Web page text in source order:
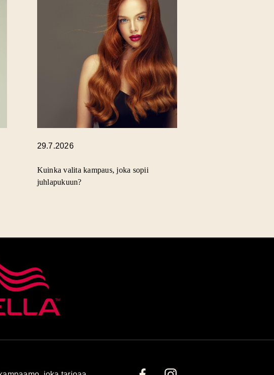
29.7.2026
Kuinka valita kampaus, joka sopii
juhlapukuun?